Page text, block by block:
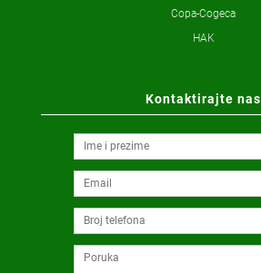
Copa-Cogeca
HAK
Kontaktirajte nas